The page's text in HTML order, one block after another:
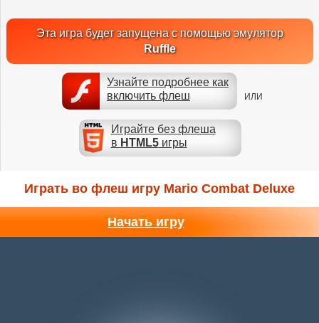
Эта игра будет запущена с помощью эмулятор
Ruffle
Узнайте подробнее как
включить флеш
ИЛИ
Играйте без флеша
в HTML5игры
Играть во флеш игру Mario Combat Deluxe
Начать игру